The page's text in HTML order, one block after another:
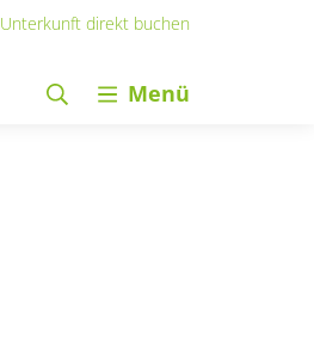
Unterkunft direkt buchen
Menü